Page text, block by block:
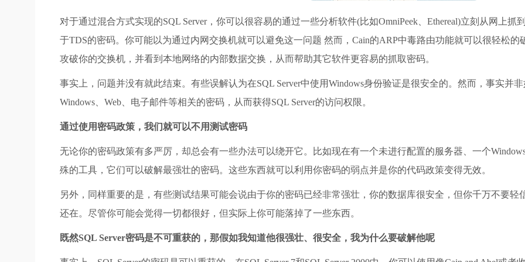
对于通过混合方式实现的SQL Server，你可以很容易的通过一些分析软件(比如OmniPeek、Ethereal)立刻从网上抓
于TDS的密码。你可能以为通过内网交换机就可以避免这一问题 然而，Cain的ARP中毒路由功能就可以很轻松
攻破你的交换机，并看到本地网络的内部数据交换，从而帮助其它软件更容易的抓取密码。
事实上，问题并没有就此结束。有些误解认为在SQL Server中使用Windows身份验证是很安全的。然而，事实并
Windows、Web、电子邮件等相关的密码，从而获得SQL Server的访问权限。
通过使用密码政策，我们就可以不用测试密码
无论你的密码政策有多严厉，却总会有一些办法可以绕开它。比如现在有一个未进行配置的服务器、一个
殊的工具，它们可以破解最强壮的密码。这些东西就可以利用你密码的弱点并是你的代码政策变得无效。
另外，同样重要的是，有些测试结果可能会说由于你的密码已经非常强壮，你的数据库很安全，但你千万不要
还在。尽管你可能会觉得一切都很好，但实际上你可能落掉了一些东西。
既然SQL Server密码是不可重获的，那假如我知道他很强壮、很安全，我为什么要破解他呢